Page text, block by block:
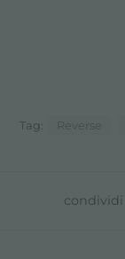
Tag: Reverse
condividi